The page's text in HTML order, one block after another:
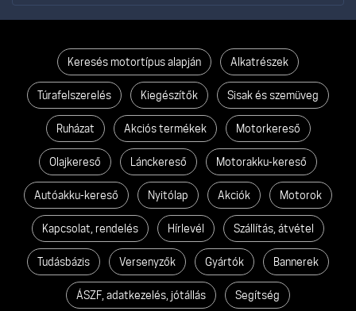
Keresés motortípus alapján Alkatrészek
Túrafelszerelés Kiegészítők Sisak és szemüveg
Ruházat Akciós termékek Motorkereső
Olajkereső Lánckereső Motorakku-kereső
Autóakku-kereső Nyitólap Akciók Motorok
Kapcsolat, rendelés Hírlevél Szállítás, átvétel
Tudásbázis Versenyzők Gyártók Bannerek
ÁSZF, adatkezelés, jótállás Segítség